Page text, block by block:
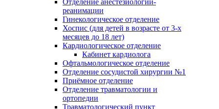
Отделение анестезиологии-
реанимации
Гинекологическое отделение
Хоспис (для детей в возрасте от 3-х
месяцев до 18 лет)
Кардиологическое отделение
Кабинет кардиолога
Офтальмологическое отделение
Отделение сосудистой хирургии №1
Приёмное отделение
Отделение травматологии и
ортопедии
Травматологический пункт